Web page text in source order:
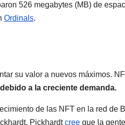
526 megabytes (MB) de
Ordinals.
su valor a nuevos máximos.
a la creciente demanda.
de las NFT en la red de
Pickhardtcree que la